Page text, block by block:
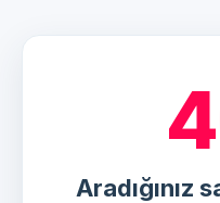
Aradığınız